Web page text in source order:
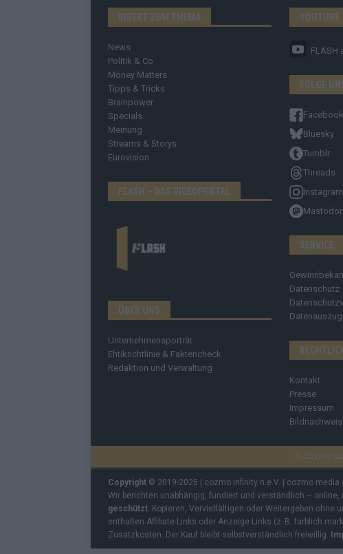
DIREKT ZUM THEMA
News
Politik & Co
Money Matters
Tipps & Tricks
Brainpower
Specials
Meinung
Streams & Storys
Eurovision
FLASH – DAS VIDEOPORTAL
ÜBER UNS
Unternehmensporträt
Ehtikrichtlinie & Faktencheck
Redaktion und Verwaltung
YOUTUBE
FLASH
FOLGE
Facebook
Bluesky
Tumblr
Threads
Instagram
Mastodon
SERVICE
Datenschutz
Kontakt
Presse
Impressum
Bildnachweis
COZMO
Copyright © 2019-2025 | cozmo infinity n.e.V. | cozmo media
Wir berichten unabhängig, fundiert und verständlich –
geschützt. Kopieren, Vervielfältigen oder Weitergeben ohne
enthalten Affiliate-Links oder Anzeige-Links (z. B. farblich
Zusatzkosten. Der Kauf bleibt selbstverständlich freiwillig.